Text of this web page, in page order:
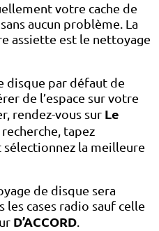
votre cache de
aucun problème. La
assiette est le nettoyage
disque par défaut de
de l’espace sur votre
rendez-vous sur Le
tapez
la meilleure
de disque sera
les cases radio sauf celle
D’ACCORD.